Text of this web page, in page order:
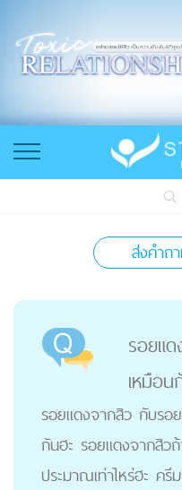
ส่งคำถ
รอยแ
เหมือ
รอยแดงจากสิว กับรอ
กันฮะ รอยแดงจากสิวถ้
ประมาณเท่าไหร่ฮะ ค